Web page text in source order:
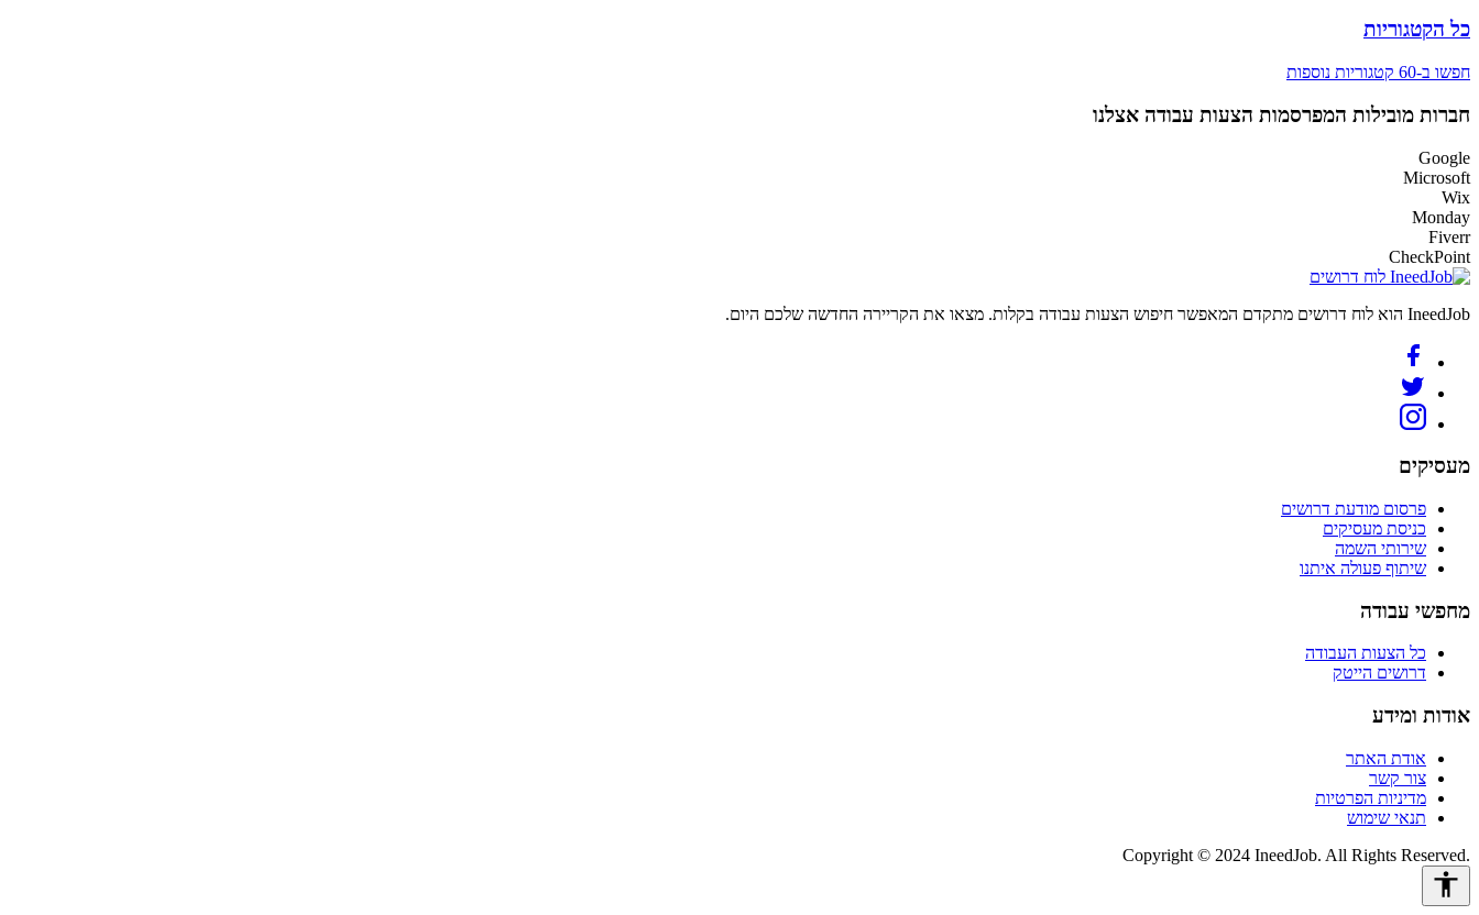
כל הקטגוריות
חפשו ב-60 קטגוריות נוספות
חברות מובילות המפרסמות הצעות עבודה אצלנו
Google
Microsoft
Wix
Monday
Fiverr
CheckPoint
לוח דרושים
IneedJob הוא לוח דרושים מתקדם המאפשר חיפוש הצעות עבודה בקלות. מצאו את הקריירה החדשה שלכם היום.
מעסיקים
פרסום מודעת דרושים
כניסת מעסיקים
שירותי השמה
שיתוף פעולה איתנו
מחפשי עבודה
כל הצעות העבודה
דרושים הייטק
אודות ומידע
אודת האתר
צור קשר
מדיניות הפרטיות
תנאי שימוש
Copyright © 2024 IneedJob. All Rights Reserved.